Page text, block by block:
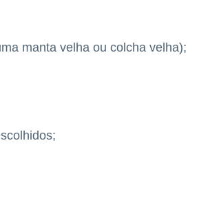
manta velha ou colcha velha);